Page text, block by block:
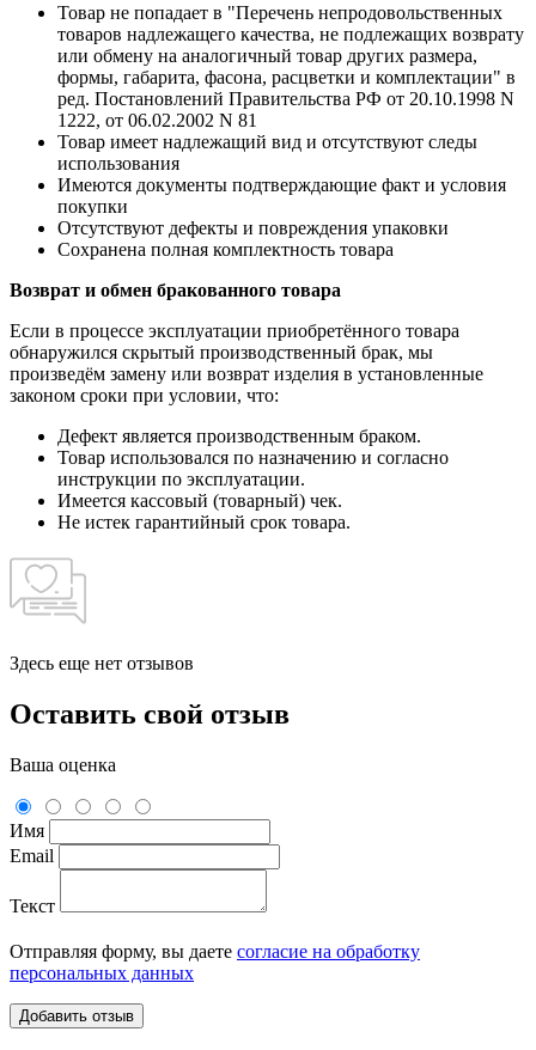
Товар не попадает в "Перечень непродовольственных
товаров надлежащего качества, не подлежащих возврату
или обмену на аналогичный товар других размера,
формы, габарита, фасона, расцветки и комплектации" в
ред. Постановлений Правительства РФ от 20.10.1998 N
1222, от 06.02.2002 N 81
Товар имеет надлежащий вид и отсутствуют следы
использования
Имеются документы подтверждающие факт и условия
покупки
Отсутствуют дефекты и повреждения упаковки
Сохранена полная комплектность товара
Возврат и обмен бракованного товара
Если в процессе эксплуатации приобретённого товара
обнаружился скрытый производственный брак, мы
произведём замену или возврат изделия в установленные
законом сроки при условии, что:
Дефект является производственным браком.
Товар использовался по назначению и согласно
инструкции по эксплуатации.
Имеется кассовый (товарный) чек.
Не истек гарантийный срок товара.
Здесь еще нет отзывов
Оставить свой отзыв
Ваша оценка
Имя
Email
Текст
Отправляя форму, вы даете согласие на обработку
персональных данных